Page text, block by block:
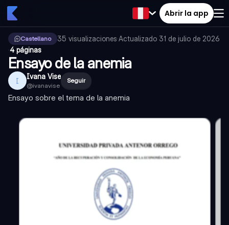
Abrir la app
Castellano 35 visualizaciones·Actualizado 31 de julio de 2026
·4 páginas
Ensayo de la anemia
I Ivana Vise
@ivanavise
Seguir
Ensayo sobre el tema de la anemia